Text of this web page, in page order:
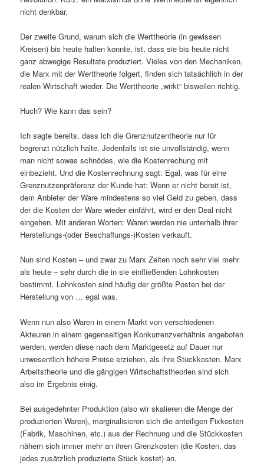
nicht denkbar.
Der zweite Grund, warum sich die Werttheorie (in gewissen
Kreisen) bis heute halten konnte, ist, dass sie bis heute nicht
ganz abwegige Resultate produziert. Vieles von den Mechaniken,
die Marx mit der Werttheorie folgert, finden sich tatsächlich in der
realen Wirtschaft wieder. Die Werttheorie „wirkt“ bisweilen richtig.
Huch? Wie kann das sein?
Ich sagte bereits, dass ich die Grenznutzentheorie nur für
begrenzt nützlich halte. Jedenfalls ist sie unvollständig, wenn
man nicht sowas schnödes, wie die Kostenrechung mit
einbezieht. Und die Kostenrechnung sagt: Egal, was für eine
Grenznutzenpräferenz der Kunde hat: Wenn er nicht bereit ist,
dem Anbieter der Ware mindestens so viel Geld zu geben, dass
der die Kosten der Ware wieder einfährt, wird er den Deal nicht
eingehen. Mit anderen Worten: Waren werden nie unterhalb ihrer
Herstellungs-(oder Beschaffungs-)Kosten verkauft.
Nun sind Kosten – und zwar zu Marx Zeiten noch sehr viel mehr
als heute – sehr durch die in sie einfließenden Lohnkosten
bestimmt. Lohnkosten sind häufig der größte Posten bei der
Herstellung von … egal was.
Wenn nun also Waren in einem Markt von verschiedenen
Akteuren in einem gegenseitigen Konkurrenzverhältnis angeboten
werden, werden diese nach dem Marktgesetz auf Dauer nur
unwesentlich höhere Preise erziehen, als ihre Stückkosten. Marx
Arbeitstheorie und die gängigen Wirtschaftstheorien sind sich
also im Ergebnis einig.
Bei ausgedehnter Produktion (also wir skalieren die Menge der
produzierten Waren), marginalisieren sich die anteiligen Fixkosten
(Fabrik, Maschinen, etc.) aus der Rechnung und die Stückkosten
nähern sich immer mehr an ihren Grenzkosten (die Kosten, das
jedes zusätzlich produzierte Stück kostet) an.